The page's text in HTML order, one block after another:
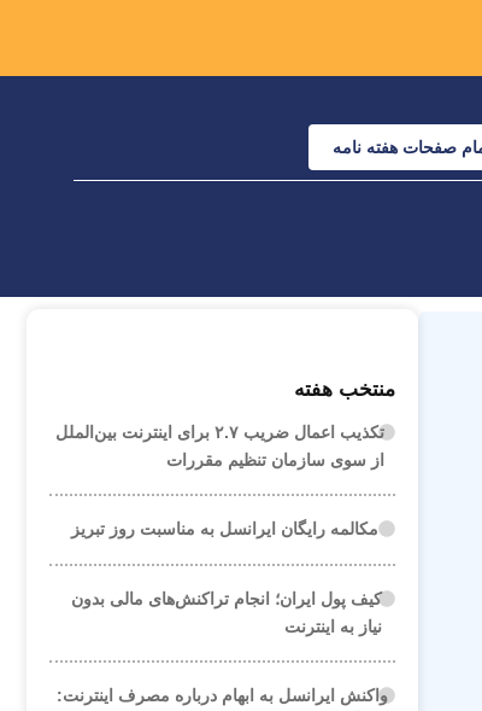
صفحات هفته نامه
منتخب هفته
تکذیب اعمال ضریب ۲.۷ برای اینترنت بین‌الملل
از سوی سازمان تنظیم مقررات
مکالمه رایگان ایرانسل به مناسبت روز تبریز
کیف پول ایران؛ انجام تراکنش‌های مالی بدون
نیاز به اینترنت
واکنش ایرانسل به ابهام درباره مصرف اینترنت: